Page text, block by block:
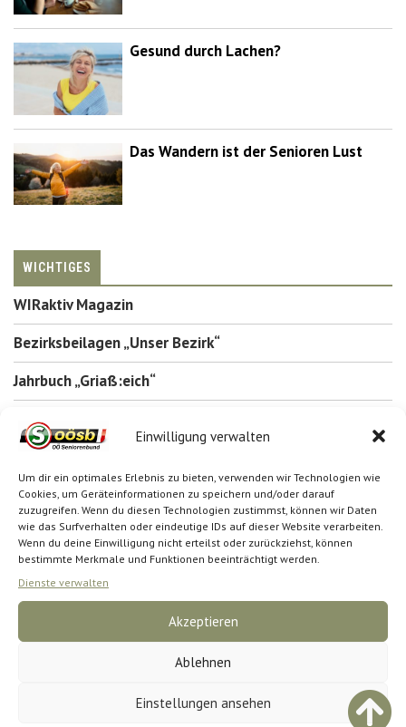
Einwilligung verwalten
Um dir ein optimales Erlebnis zu bieten, verwenden wir Technologien wie
Cookies, um Geräteinformationen zu speichern und/oder darauf
zuzugreifen. Wenn du diesen Technologien zustimmst, können wir Daten
wie das Surfverhalten oder eindeutige IDs auf dieser Website verarbeiten.
Wenn du deine Einwilligung nicht erteilst oder zurückziehst, können
bestimmte Merkmale und Funktionen beeinträchtigt werden.
Dienste verwalten
Akzeptieren
Ablehnen
Einstellungen ansehen
Gesund durch Lachen?
Das Wandern ist der Senioren Lust
WICHTIGES
WIRaktiv Magazin
Bezirksbeilagen „Unser Bezirk“
Jahrbuch „Griaß:eich“
Inserieren
SUCHE
Impressum Datenschutz Cookie-Richtlinie (EU)